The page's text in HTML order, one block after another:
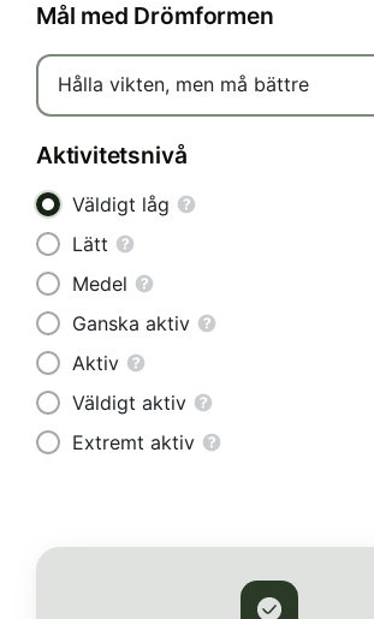
Mål med Drömformen
Hålla vikten, men må bättre
Aktivitetsnivå
Väldigt låg
Lätt
Medel
Ganska aktiv
Aktiv
Väldigt aktiv
Extremt aktiv